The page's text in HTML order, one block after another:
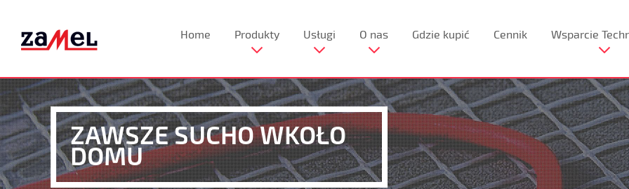
Home Produkty Usługi O nas Gdzie kupić Cennik Wsparcie
ZAWSZE SUCHO WKOŁO
DOMU